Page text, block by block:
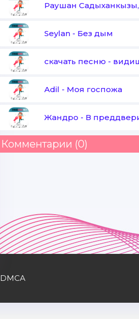
Раушан
Seylan - Без дым
скачать песню -
Adil - Моя госпожа
Жандро - В
Комментарии (0)
DMCA